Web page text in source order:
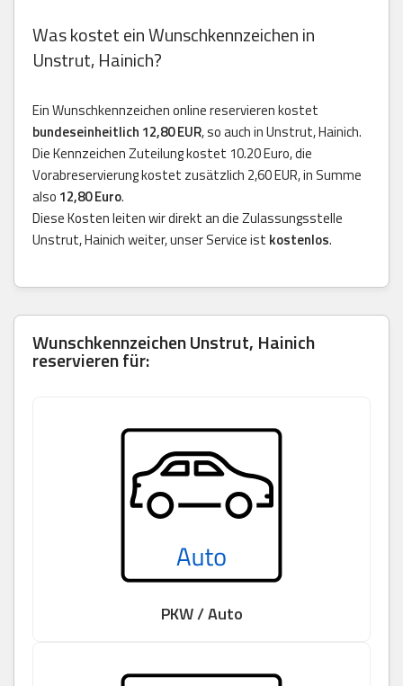
Was kostet ein Wunschkennzeichen in
Unstrut, Hainich?
Ein Wunschkennzeichen online reservieren kostet
bundeseinheitlich 12,80 EUR, so auch in Unstrut, Hainich.
Die Kennzeichen Zuteilung kostet 10.20 Euro, die
Vorabreservierung kostet zusätzlich 2,60 EUR, in Summe
also 12,80 Euro.
Diese Kosten leiten wir direkt an die Zulassungsstelle
Unstrut, Hainich weiter, unser Service ist kostenlos.
Wunschkennzeichen Unstrut, Hainich
reservieren für:
PKW / Auto